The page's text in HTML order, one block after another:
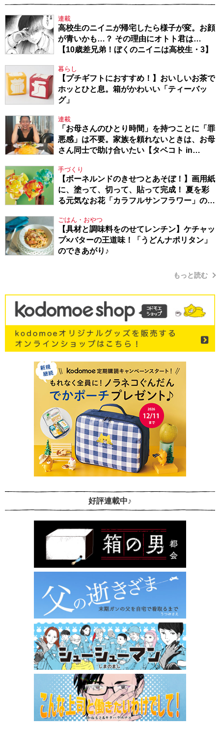
連載
高校生のニイニが帰宅したら様子が変。お顔
が青いかも…？ その理由にオトト君は…
【10歳差兄弟！ぼくのニイニは高校生・3】
暮らし
【プチギフトにおすすめ！】おいしいお茶で
ホッとひと息。箱がかわいい「ティーバッ
グ」
連載
「お母さんのひとり時間」を持つことに「罪
悪感」は不要。家族を頼れないときは、お母
さん同士で助け合いたい【タベコト in
手づくり
【ボーネルンドのきせつとあそぼ！】画用紙
に、塗って、切って、貼って完成！ 夏を彩
る元気なお花「カラフルサンフラワー」の作
ごはん・おやつ
【具材と調味料をのせてレンチン】ケチャッ
プ×バターの王道味！「うどんナポリタン」
のできあがり♪
もっと読む
好評連載中♪